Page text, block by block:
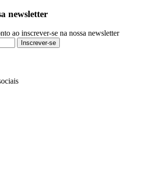
newsletter
ao inscrever-se na nossa newsletter
Inscrever-se